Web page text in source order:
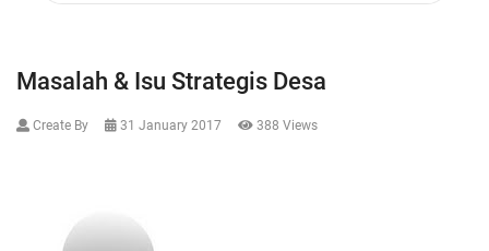
Masalah & Isu Strategis Desa
Create By 31 January 2017 388 Views